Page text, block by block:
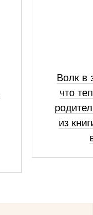
Волк в
что
из